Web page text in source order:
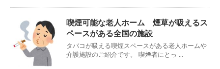
喫煙可能な老人ホーム 煙草が吸えるス
ペースがある全国の施設
タバコが吸える喫煙スペースがある老人ホームや
介護施設のご紹介です。 喫煙者にとっ ...